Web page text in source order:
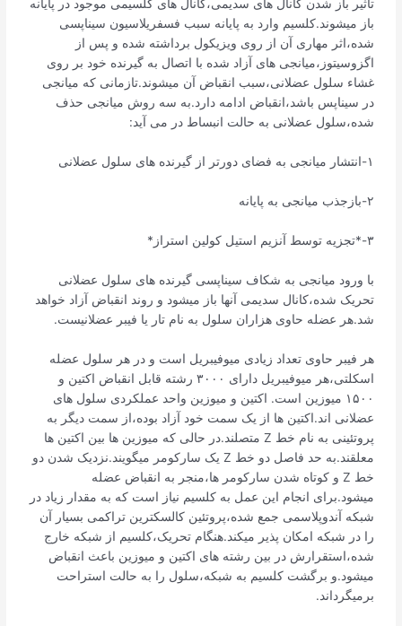
تاثیر باز شدن کانال های سدیمی،کانال های کلسیمی موجود در پایانه
باز میشوند.کلسیم وارد به پایانه سبب فسفریلاسیون سیناپسی
شده،اثر مهاری آن از روی ویزیکول برداشته شده و پس از
اگزوسیتوز،میانجی های آزاد شده با اتصال به گیرنده خود بر روی
غشاء سلول عضلانی،سبب انقباض آن میشوند.تازمانی که میانجی
در سیناپس باشد،انقباض ادامه دارد.به سه روش میانجی حذف
شده،سلول عضلانی به حالت انبساط در می آید:
۱-انتشار میانجی به فضای دورتر از گیرنده های سلول عضلانی
۲-بازجذب میانجی به پایانه
۳-*تجزیه توسط آنزیم استیل کولین استراز*
با ورود میانجی به شکاف سیناپسی گیرنده های سلول عضلانی
تحریک شده،کانال سدیمی آنها باز میشود و روند انقباض آزاد خواهد
شد.هر عضله حاوی هزاران سلول به نام تار یا فیبر عضلانیست.
هر فیبر حاوی تعداد زیادی میوفیبریل است و در هر سلول عضله
اسکلتی،هر میوفیبریل دارای ۳۰۰۰ رشته قابل انقباض اکتین و
۱۵۰۰ میوزین است. اکتین و میوزین واحد عملکردی سلول های
عضلانی اند.اکتین ها از یک سمت خود آزاد بوده،از سمت دیگر به
پروتئینی به نام خط Z متصلند.در حالی که میوزین ها بین اکتین ها
معلقند.به حد فاصل دو خط Z یک سارکومر میگویند.نزدیک شدن دو
خط Z و کوتاه شدن سارکومر ها،منجر به انقباض عضله
میشود.برای انجام ‌این عمل به کلسیم نیاز است که به مقدار زیاد در
شبکه آندوپلاسمی جمع شده،پروتئین کالسکترین تراکمی بسیار آن
را در شبکه امکان پذیر میکند.هنگام تحریک،کلسیم از شبکه خارج
شده،استقرارش در بین رشته های اکتین و میوزین باعث انقباض
میشود.و برگشت کلسیم به شبکه،سلول را به حالت استراحت
برمیگرداند.